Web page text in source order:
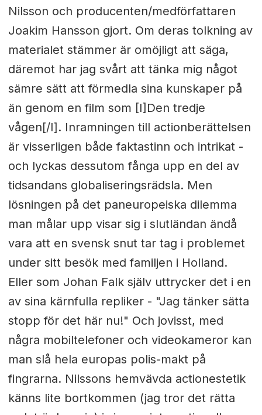
Nilsson och producenten/medförfattaren
Joakim Hansson gjort. Om deras tolkning av
materialet stämmer är omöjligt att säga,
däremot har jag svårt att tänka mig något
sämre sätt att förmedla sina kunskaper på
än genom en film som [I]Den tredje
vågen[/I]. Inramningen till actionberättelsen
är visserligen både faktastinn och intrikat -
och lyckas dessutom fånga upp en del av
tidsandans globaliseringsrädsla. Men
lösningen på det paneuropeiska dilemma
man målar upp visar sig i slutländan ändå
vara att en svensk snut tar tag i problemet
under sitt besök med familjen i Holland.
Eller som Johan Falk själv uttrycker det i en
av sina kärnfulla repliker - "Jag tänker sätta
stopp för det här nu!" Och jovisst, med
några mobiltelefoner och videokameror kan
man slå hela europas polis-makt på
fingrarna. Nilssons hemvävda actionestetik
känns lite bortkommen (jag tror det rätta